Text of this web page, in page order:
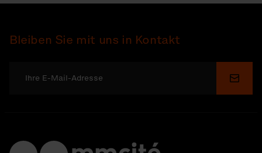
Bleiben Sie mit uns in Kontakt